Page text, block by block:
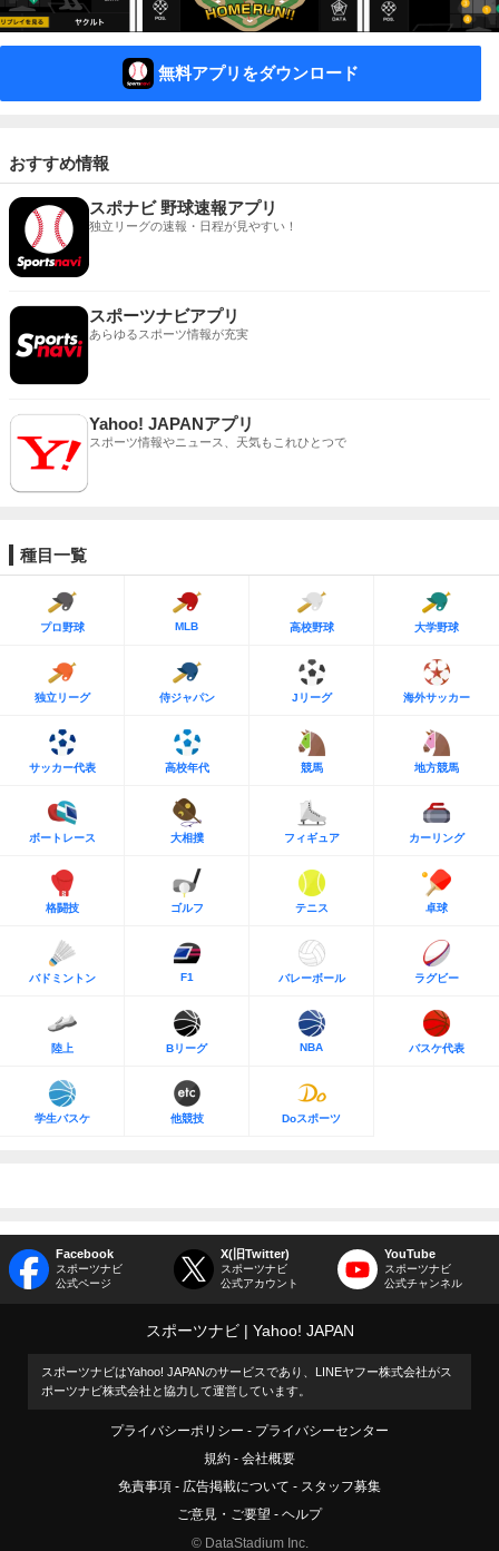
無料アプリをダウンロード
おすすめ情報
スポナビ 野球速報アプリ
独立リーグの速報・日程が見やすい！
スポーツナビアプリ
あらゆるスポーツ情報が充実
Yahoo! JAPANアプリ
スポーツ情報やニュース、天気もこれひとつで
種目一覧
プロ野球 MLB 高校野球 大学野球
独立リーグ 侍ジャパン Jリーグ 海外サッカー
サッカー代表 高校年代 競馬 地方競馬
ボートレース 大相撲 フィギュア カーリング
格闘技 ゴルフ テニス 卓球
バドミントン F1 バレーボール ラグビー
陸上 Bリーグ NBA バスケ代表
学生バスケ 他競技 Doスポーツ
Facebook
スポーツナビ
公式ページ
X(旧Twitter)
スポーツナビ
公式アカウント
YouTube
スポーツナビ
公式チャンネル
スポーツナビ Yahoo! JAPAN
スポーツナビはYahoo! JAPANのサービスであり、LINEヤフー株式会社がス
ポーツナビ株式会社と協力して運営しています。
プライバシーポリシー
プライバシーセンター
規約
会社概要
免責事項
広告掲載について
スタッフ募集
ご意見・ご要望
ヘルプ
© DataStadium Inc.